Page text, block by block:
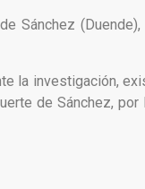
Sánchez
la investigación,
de Sánchez,